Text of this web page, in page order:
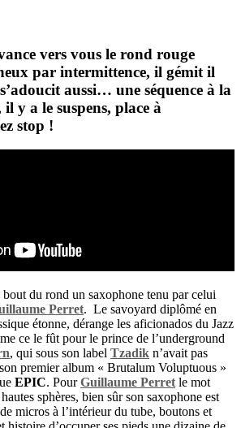
vers vous le rond rouge
par intermittence, il gémit il
aussi… une séquence à la
il y a le suspens, place à
stop !
bout du rond un saxophone tenu par celui
Perret. Le savoyard diplômé en
étonne, dérange les aficionados du Jazz
ce le fût pour le prince de l’underground
, qui sous son label Tzadik n’avait pas
premier album « Brutalum Voluptuous »
EPIC. PourGuillaume Perret le mot
sphères, bien sûr son saxophone est
micros à l’intérieur du tube, boutons et